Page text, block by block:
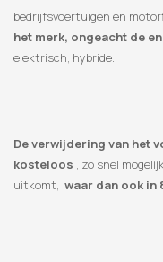
bedrijfsvoertuigen en
het merk, ongeacht de
elektrisch, hybride.
De verwijdering van het
kosteloos , zo snel
uitkomt, waar dan ook in